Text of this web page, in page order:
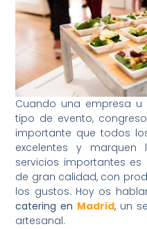
Cuando una empresa u
tipo de evento,
importante que todos
excelentes y
servicios importantes
de gran calidad, con
los gustos. Hoy os
catering en Madrid, un
artesanal.